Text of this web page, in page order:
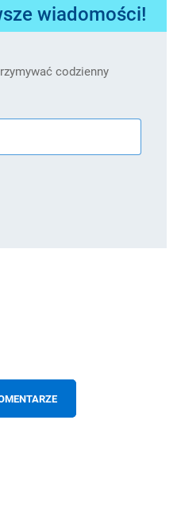
wiadomości!
codzienny